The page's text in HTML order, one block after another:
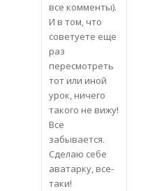
все комменты).
И в том, что
советуете еще
раз
пересмотреть
тот или иной
урок, ничего
такого не вижу!
Все
забывается.
Сделаю себе
аватарку, все-
таки!